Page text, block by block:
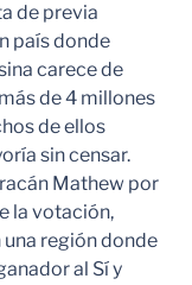
de previa
país donde
carece de
de 4 millones
de ellos
sin censar.
Mathew por
la votación,
región donde
al Sí y